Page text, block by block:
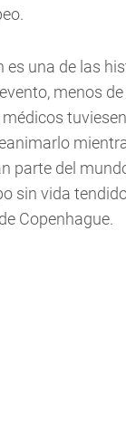
es una de las
menos
parte del
sin vida
Copenhague.